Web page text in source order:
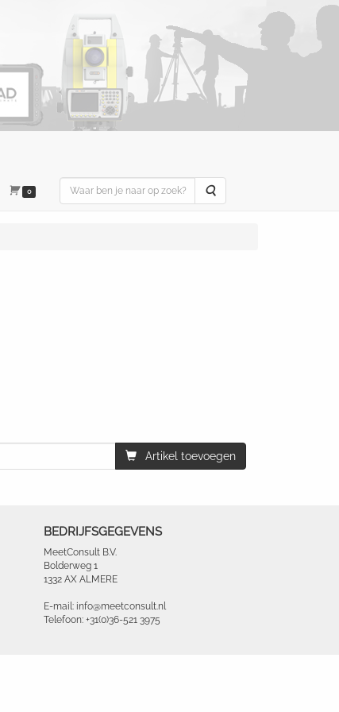
0 Zoeken
Artikel toevoegen
BEDRIJFSGEGEVENS
MeetConsult B.V.
Bolderweg 1
1332 AX ALMERE
E-mail: info@meetconsult.nl
Telefoon: +31(0)36-521 3975